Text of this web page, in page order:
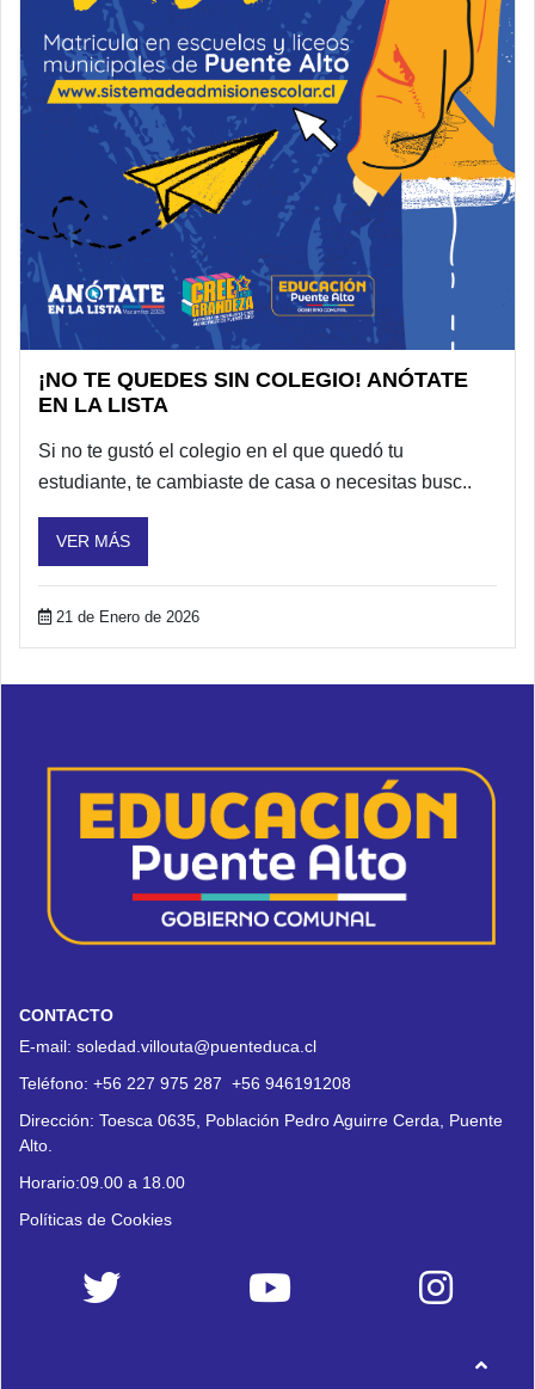
¡NO TE QUEDES SIN COLEGIO! ANÓTATE
EN LA LISTA
Si no te gustó el colegio en el que quedó tu
estudiante, te cambiaste de casa o necesitas busc..
VER MÁS
21 de Enero de 2026
CONTACTO
E-mail: soledad.villouta@puenteduca.cl
Teléfono: +56 227 975 287 +56 946191208
Dirección: Toesca 0635, Población Pedro Aguirre Cerda, Puente
Alto.
Horario:09.00 a 18.00
Políticas de Cookies